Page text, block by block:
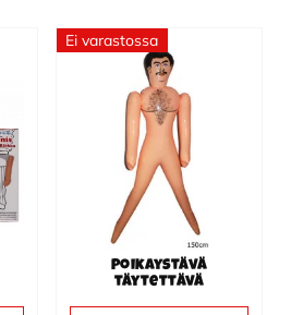
Ei varastossa
Poikaystävä
täytettävä